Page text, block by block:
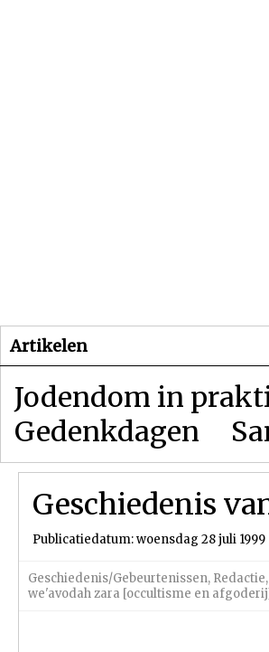
Artikelen
Jodendom in
Gedenkdagen
Geschiedenis
Publicatiedatum: woensdag 28 juli 1999
Geschiedenis/Gebeurtenissen, Redactie,
we'avodah zara [occultisme en